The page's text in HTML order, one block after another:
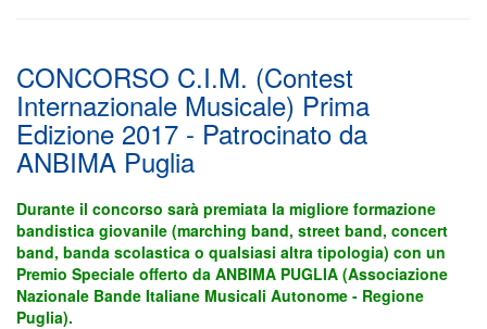
CONCORSO C.I.M. (Contest
Internazionale Musicale) Prima
Edizione 2017 - Patrocinato da
ANBIMA Puglia
Durante il concorso sarà premiata la migliore formazione
bandistica giovanile (marching band, street band, concert
band, banda scolastica o qualsiasi altra tipologia) con un
Premio Speciale offerto da ANBIMA PUGLIA (Associazione
Nazionale Bande Italiane Musicali Autonome - Regione
Puglia).